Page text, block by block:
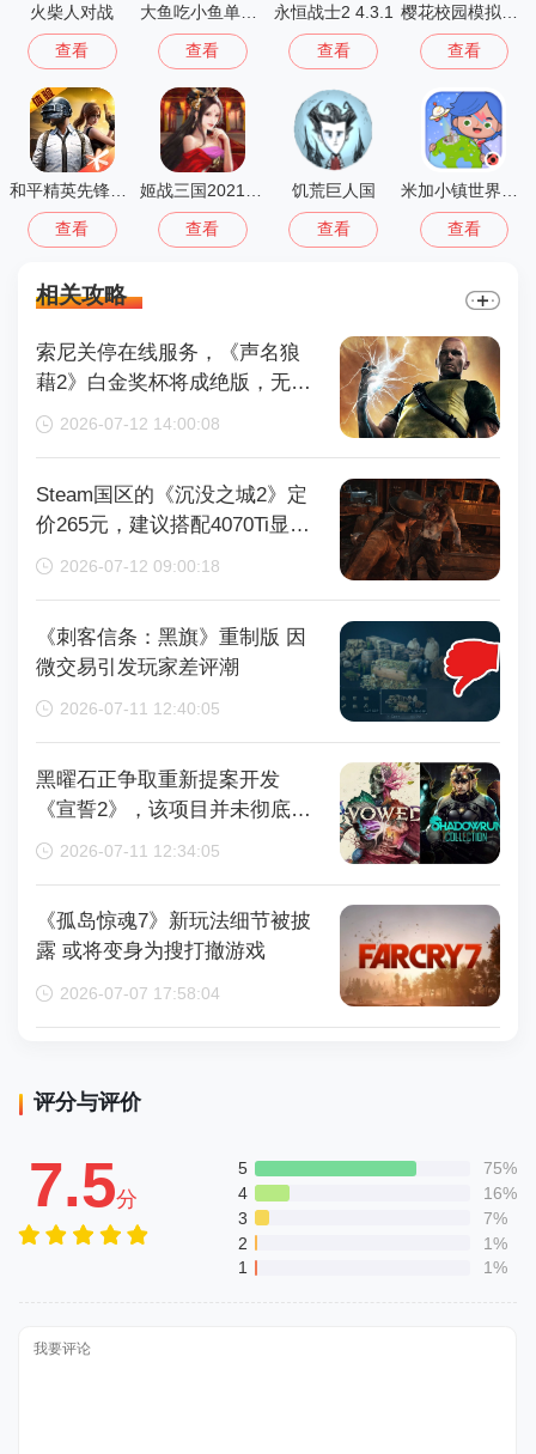
火柴人对战
查看 查看
永恒战士2 4.3.1
查看 查看
和平精英先锋服安装2026最新版
查看
姬战三国2021正版
查看
饥荒巨人国
查看
米加小镇世界公寓与电器店
查看
相关攻略
索尼关停在线服务，《声名狼
藉2》白金奖杯将成绝版，无法
再获取
2026-07-12 14:00:08
Steam国区的《沉没之城2》定
价265元，建议搭配4070Ti显卡
以获得较好体验
2026-07-12 09:00:18
《刺客信条：黑旗》重制版 因
微交易引发玩家差评潮
2026-07-11 12:40:05
黑曜石正争取重新提案开发
《宣誓2》，该项目并未彻底取
消
2026-07-11 12:34:05
《孤岛惊魂7》新玩法细节被披
露 或将变身为搜打撤游戏
2026-07-07 17:58:04
评分与评价
7.5分
5
75%
4
16%
3
7%
2
1%
1
1%